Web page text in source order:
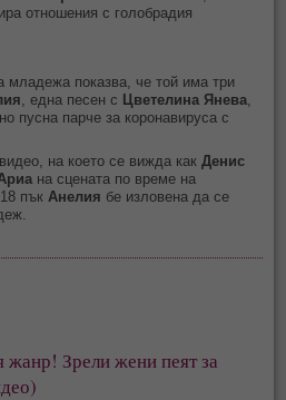
отношения с голобрадия
младежа показва, че той има три
, една песен с Цветелина Янева
пусна парче за коронавируса с
на което се вижда какДенис
на сцената по време на
пък Анелия бе изловена да се
жанр! Зрели жени пеят за